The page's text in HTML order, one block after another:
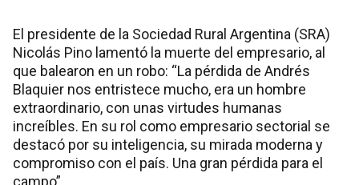
El presidente de la Sociedad Rural Argentina (SRA)
Nicolás Pino lamentó la muerte del empresario, al
que balearon en un robo: “La pérdida de Andrés
Blaquier nos entristece mucho, era un hombre
extraordinario, con unas virtudes humanas
increíbles. En su rol como empresario sectorial se
destacó por su inteligencia, su mirada moderna y
compromiso con el país. Una gran pérdida para el
campo”.